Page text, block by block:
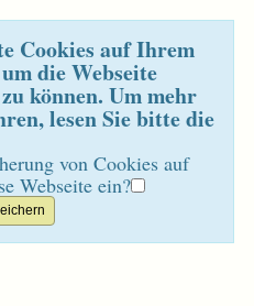
Cookies auf Ihrem
die Webseite
können. Um mehr
lesen Sie bitte die
von Cookies auf
Webseite ein?